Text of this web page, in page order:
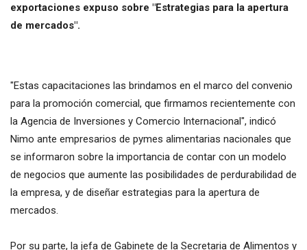
exportaciones expuso sobre "Estrategias para la apertura
de mercados".
"Estas capacitaciones las brindamos en el marco del convenio
para la promoción comercial, que firmamos recientemente con
la Agencia de Inversiones y Comercio Internacional", indicó
Nimo ante empresarios de pymes alimentarias nacionales que
se informaron sobre la importancia de contar con un modelo
de negocios que aumente las posibilidades de perdurabilidad de
la empresa, y de diseñar estrategias para la apertura de
mercados.
Por su parte, la jefa de Gabinete de la Secretaria de Alimentos y